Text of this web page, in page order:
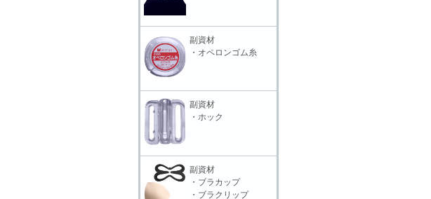
副資材
・オペロンゴム糸
副資材
・ホック
副資材
・ブラカップ
・ブラクリップ